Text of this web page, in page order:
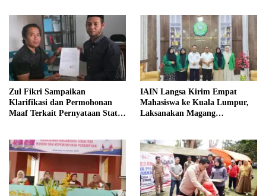
Zul Fikri Sampaikan
Klarifikasi dan Permohonan
Maaf Terkait Pernyataan Status
IAIN Langsa Kirim Empat
Mahasiswa ke Kuala Lumpur,
Laksanakan Magang